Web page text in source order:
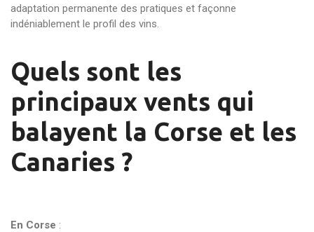
adaptation permanente des pratiques et façonne
indéniablement le profil des vins.
Quels sont les
principaux vents qui
balayent la Corse et les
Canaries ?
En Corse :